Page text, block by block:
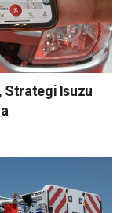
Strategi Isuzu